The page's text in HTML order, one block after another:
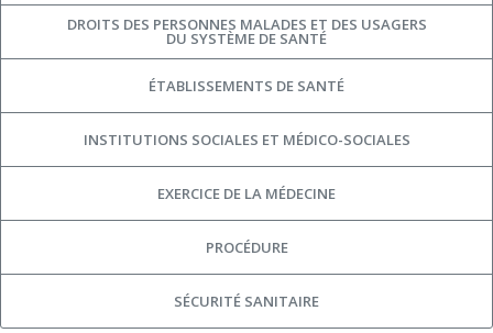
DROITS DES PERSONNES MALADES ET DES USAGERS
DU SYSTÈME DE SANTÉ
ÉTABLISSEMENTS DE SANTÉ
INSTITUTIONS SOCIALES ET MÉDICO-SOCIALES
EXERCICE DE LA MÉDECINE
PROCÉDURE
SÉCURITÉ SANITAIRE